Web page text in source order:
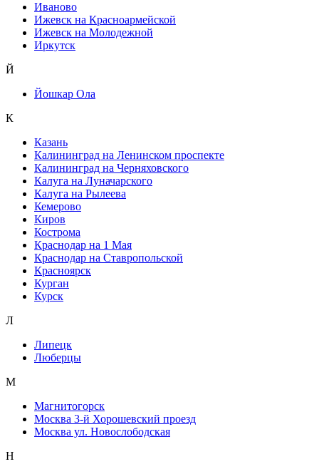
Иваново
Ижевск на Красноармейской
Ижевск на Молодежной
Иркутск
Й
Йошкар Ола
К
Казань
Калининград на Ленинском проспекте
Калининград на Черняховского
Калуга на Луначарского
Калуга на Рылеева
Кемерово
Киров
Кострома
Краснодар на 1 Мая
Краснодар на Ставропольской
Красноярск
Курган
Курск
Л
Липецк
Люберцы
М
Магнитогорск
Москва 3-й Хорошевский проезд
Москва ул. Новослободская
Н